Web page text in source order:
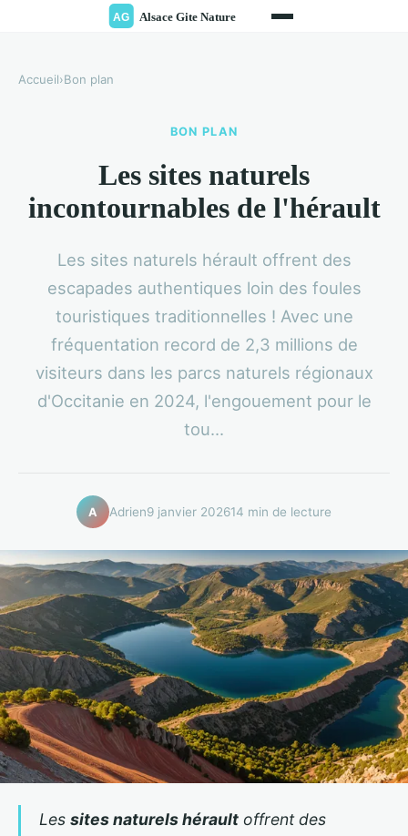
Accueil›Bon plan
BON PLAN
Les sites naturels
incontournables de l'hérault
Les sites naturels hérault offrent des
escapades authentiques loin des foules
touristiques traditionnelles ! Avec une
fréquentation record de 2,3 millions de
visiteurs dans les parcs naturels régionaux
d'Occitanie en 2024, l'engouement pour le
tou...
A Adrien9 janvier 202614 min de lecture
Les sites naturels hérault offrent des